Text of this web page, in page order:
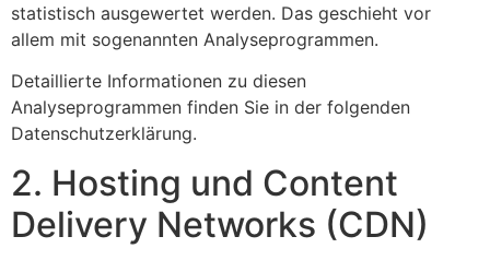
statistisch ausgewertet werden. Das geschieht vor
allem mit sogenannten Analyseprogrammen.
Detaillierte Informationen zu diesen
Analyseprogrammen finden Sie in der folgenden
Datenschutzerklärung.
2. Hosting und Content
Delivery Networks (CDN)